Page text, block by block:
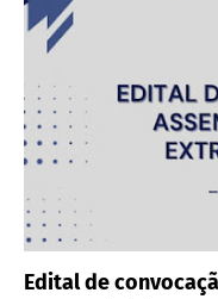
Edital de